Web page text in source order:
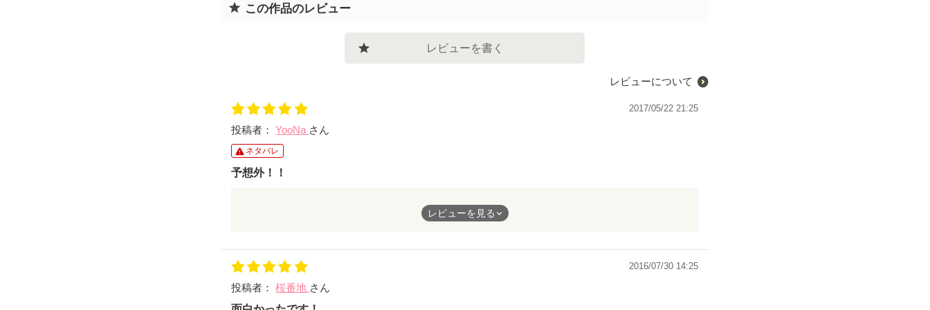
この作品のレビュー
レビューを書く
レビューについて
2017/05/22 21:25
投稿者：YooNa さん
ネタバレ
予想外！！
初めてホラー系の小説を読みましたが、凄く内容に惹き込まれて面白かったです！
命の大切さが凄く分かりました。
素敵な作品をありがとうございました！
レビューを見る
2016/07/30 14:25
投稿者：桜番地 さん